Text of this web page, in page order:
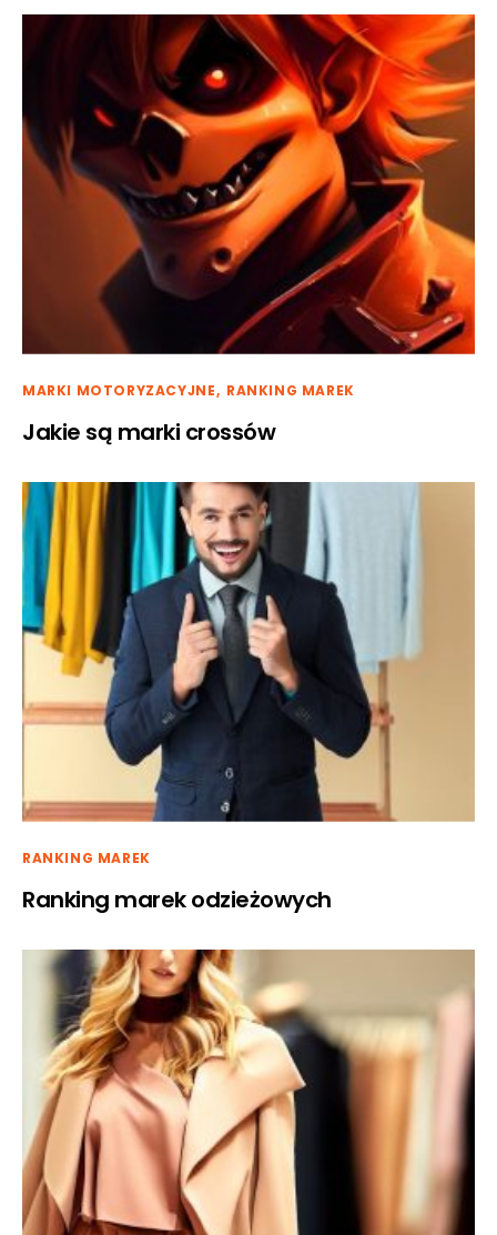
MARKI MOTORYZACYJNE RANKING MAREK
Jakie są marki crossów
RANKING MAREK
Ranking marek odzieżowych